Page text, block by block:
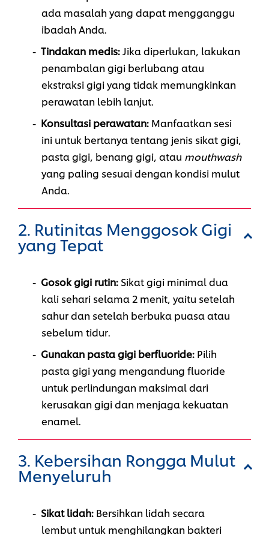
ada masalah yang dapat mengganggu
ibadah Anda.
Tindakan medis:Jika diperlukan, lakukan
penambalan gigi berlubang atau
ekstraksi gigi yang tidak memungkinkan
perawatan lebih lanjut.
Konsultasi perawatan: Manfaatkan sesi
ini untuk bertanya tentang jenis sikat gigi,
pasta gigi, benang gigi, atau mouthwash
yang paling sesuai dengan kondisi mulut
Anda.
2. Rutinitas Menggosok Gigi
yang Tepat
Gosok gigi rutin: Sikat gigi minimal dua
kali sehari selama 2 menit, yaitu setelah
sahur dan setelah berbuka puasa atau
sebelum tidur.
Gunakan pasta gigi berfluoride: Pilih
pasta gigi yang mengandung fluoride
untuk perlindungan maksimal dari
kerusakan gigi dan menjaga kekuatan
enamel.
3. Kebersihan Rongga Mulut
Menyeluruh
Sikat lidah: Bersihkan lidah secara
lembut untuk menghilangkan bakteri